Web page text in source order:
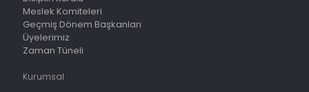
Meslek Komiteleri
Geçmiş Dönem Başkanları
Üyelerimiz
Zaman Tüneli
Kurumsal